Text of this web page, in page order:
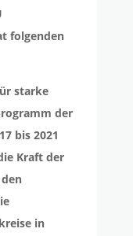
folgenden
starke
der
bis 2021
Kraft der
in